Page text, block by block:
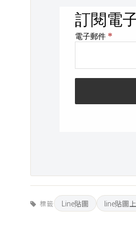
標籤 Line貼圖 line貼圖